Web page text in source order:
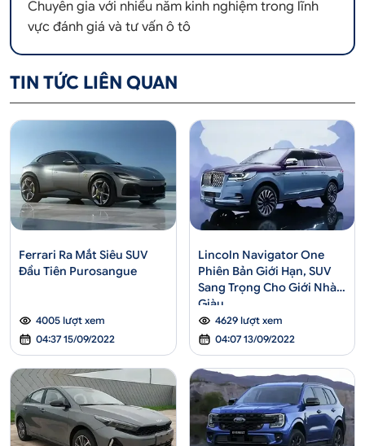
Chuyên gia với nhiều năm kinh nghiệm trong lĩnh
vực đánh giá và tư vấn ô tô
TIN TỨC LIÊN QUAN
Ferrari Ra Mắt Siêu SUV
Đầu Tiên Purosangue
4005 lượt xem
04:37 15/09/2022
Lincoln Navigator One
Phiên Bản Giới Hạn, SUV
Sang Trọng Cho Giới Nhà
Giàu
4629 lượt xem
04:07 13/09/2022